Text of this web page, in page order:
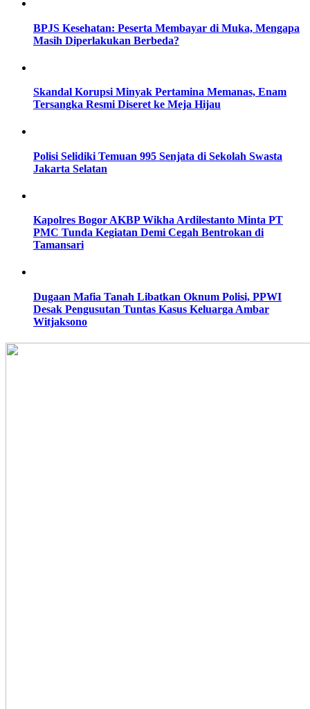
BPJS Kesehatan: Peserta Membayar di Muka, Mengapa
Masih Diperlakukan Berbeda?
Skandal Korupsi Minyak Pertamina Memanas, Enam
Tersangka Resmi Diseret ke Meja Hijau
Polisi Selidiki Temuan 995 Senjata di Sekolah Swasta
Jakarta Selatan
Kapolres Bogor AKBP Wikha Ardilestanto Minta PT
PMC Tunda Kegiatan Demi Cegah Bentrokan di
Tamansari
Dugaan Mafia Tanah Libatkan Oknum Polisi, PPWI
Desak Pengusutan Tuntas Kasus Keluarga Ambar
Witjaksono